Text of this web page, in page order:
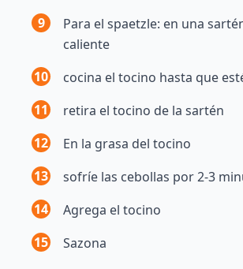
9
Para el spaetzle: en una
caliente
10
cocina el tocino hasta que
11
retira el tocino de la sartén
12
En la grasa del tocino
13
sofríe las cebollas por 2-3
14
Agrega el tocino
15
Sazona